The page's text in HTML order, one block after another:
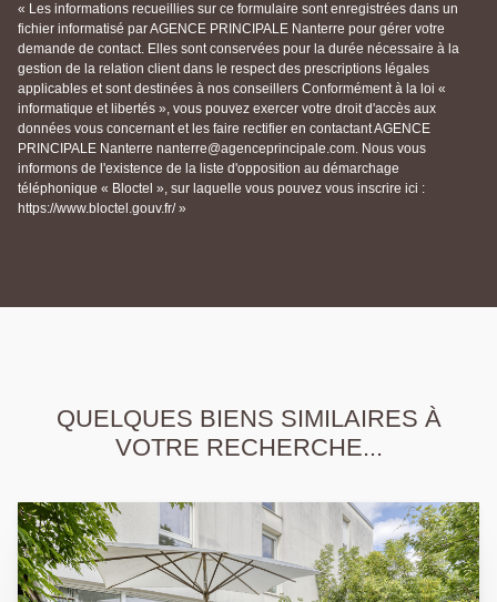
« Les informations recueillies sur ce formulaire sont enregistrées dans un
fichier informatisé par AGENCE PRINCIPALE Nanterre pour gérer votre
demande de contact. Elles sont conservées pour la durée nécessaire à la
gestion de la relation client dans le respect des prescriptions légales
applicables et sont destinées à nos conseillers Conformément à la loi «
informatique et libertés », vous pouvez exercer votre droit d'accès aux
données vous concernant et les faire rectifier en contactant AGENCE
PRINCIPALE Nanterre nanterre@agenceprincipale.com. Nous vous
informons de l'existence de la liste d'opposition au démarchage
téléphonique « Bloctel », sur laquelle vous pouvez vous inscrire ici :
https://www.bloctel.gouv.fr/ »
QUELQUES BIENS SIMILAIRES À
VOTRE RECHERCHE...